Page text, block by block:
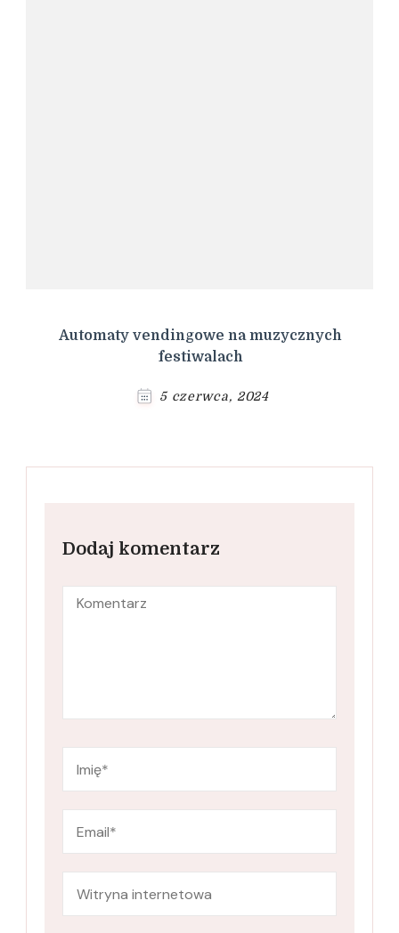
Automaty vendingowe na muzycznych
festiwalach
5 czerwca, 2024
Dodaj komentarz